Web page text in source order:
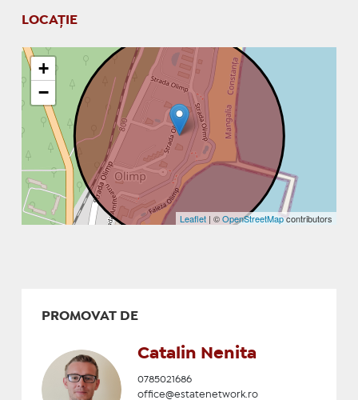
LOCAȚIE
+
−
Leaflet | ©OpenStreetMapcontributors
PROMOVAT DE
Catalin Nenita
0785021686
office@estatenetwork.ro